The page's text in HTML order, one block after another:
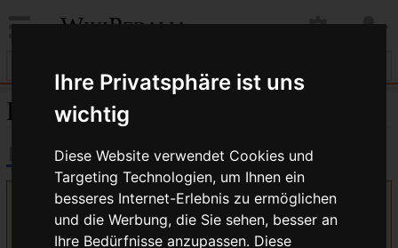
Ihre Privatsphäre ist uns
wichtig
Diese Website verwendet Cookies und
Targeting Technologien, um Ihnen ein
besseres Internet-Erlebnis zu ermöglichen
und die Werbung, die Sie sehen, besser an
Ihre Bedürfnisse anzupassen. Diese
WikiPedalia
Delta
Version vom 12. Oktober 2010, 06:17 Uhr vonBikegeissel
Diskussion |Beiträge)(Die Seite wurde neu angelegt: Das ''Delta''
ist einDreiradmit zwei Rädern hinten und einem Rad vorne. ==